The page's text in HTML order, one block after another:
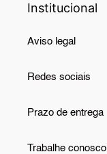
Institucional
Aviso legal
Redes sociais
Prazo de entrega
Trabalhe conosco